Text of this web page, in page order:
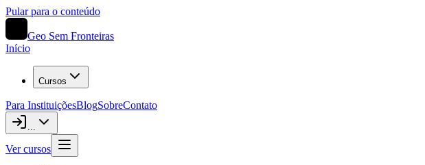
Pular para o conteúdo
Geo Sem Fronteiras
Início
Cursos
Para InstituiçõesBlogSobreContato
...
Ver cursos